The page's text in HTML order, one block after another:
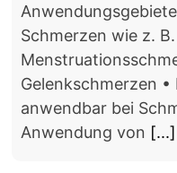
Schmerzen wie z.
Gelenkschmerzen
anwendbar bei
Anwendung von [...]